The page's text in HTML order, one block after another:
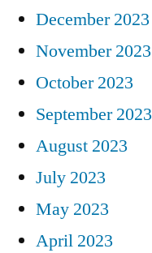
December 2023
November 2023
October 2023
September 2023
August 2023
July 2023
May 2023
April 2023